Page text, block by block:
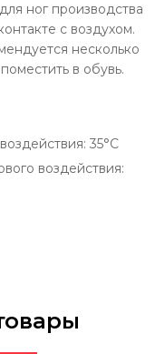
ног производства
с воздухом.
несколько
в обувь.
35°С
воздействия: